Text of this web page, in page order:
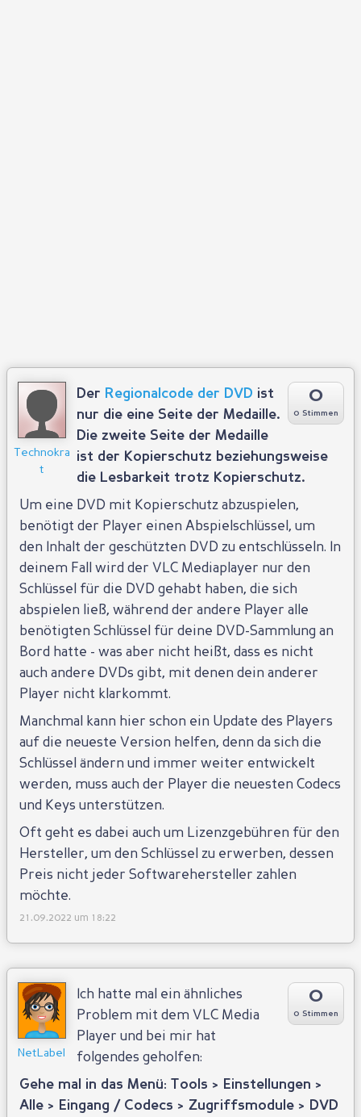
Technokra
t
0
0 Stimmen
Der Regionalcode der DVD ist
nur die eine Seite der Medaille.
Die zweite Seite der Medaille
ist der Kopierschutz beziehungsweise
die Lesbarkeit trotz Kopierschutz.
Um eine DVD mit Kopierschutz abzuspielen,
benötigt der Player einen Abspielschlüssel, um
den Inhalt der geschützten DVD zu entschlüsseln. In
deinem Fall wird der VLC Mediaplayer nur den
Schlüssel für die DVD gehabt haben, die sich
abspielen ließ, während der andere Player alle
benötigten Schlüssel für deine DVD-Sammlung an
Bord hatte - was aber nicht heißt, dass es nicht
auch andere DVDs gibt, mit denen dein anderer
Player nicht klarkommt.
Manchmal kann hier schon ein Update des Players
auf die neueste Version helfen, denn da sich die
Schlüssel ändern und immer weiter entwickelt
werden, muss auch der Player die neuesten Codecs
und Keys unterstützen.
Oft geht es dabei auch um Lizenzgebühren für den
Hersteller, um den Schlüssel zu erwerben, dessen
Preis nicht jeder Softwarehersteller zahlen
möchte.
21.09.2022 um 18:22
NetLabel
0
0 Stimmen
Ich hatte mal ein ähnliches
Problem mit dem VLC Media
Player und bei mir hat
folgendes geholfen:
Gehe mal in das Menü: Tools > Einstellungen >
Alle > Eingang / Codecs > Zugriffsmodule > DVD